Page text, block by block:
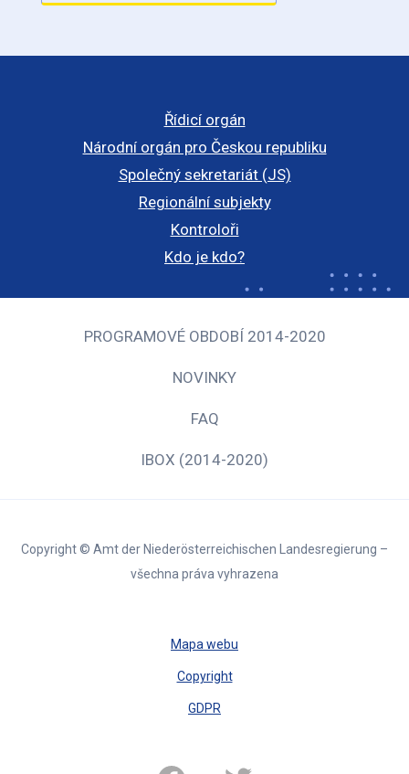
Řídicí orgán
Národní orgán pro Českou republiku
Společný sekretariát (JS)
Regionální subjekty
Kontroloři
Kdo je kdo?
PROGRAMOVÉ OBDOBÍ 2014-2020
NOVINKY
FAQ
IBOX (2014-2020)
Copyright © Amt der Niederösterreichischen Landesregierung –
všechna práva vyhrazena
Mapa webu
Copyright
GDPR